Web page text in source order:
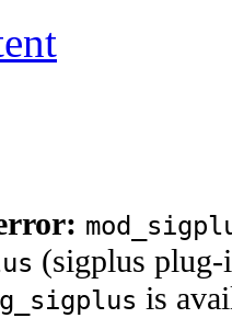
(sigplus
is